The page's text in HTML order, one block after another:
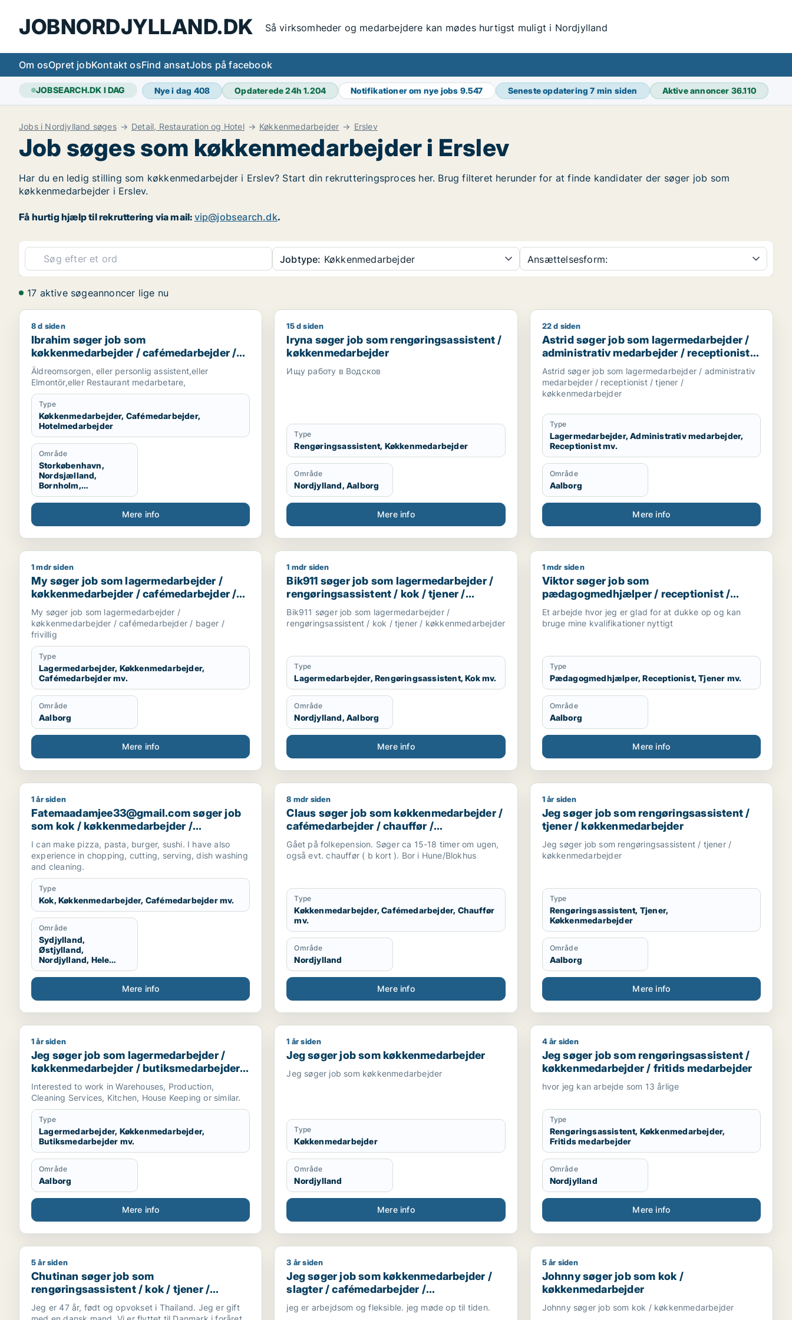
JOBNORDJYLLAND.DK Så virksomheder og medarbejdere kan mødes hurtigst muligt i Nordjylland
Om osOpret jobKontakt osFind ansatJobs på facebook
JOBSEARCH.DK I DAG Nye i dag 408 Opdaterede 24h1.204 Notifikationer om nye jobs 9.547 Seneste opdatering7 min siden Aktive annoncer 36.110
Jobs i Nordjylland søges Detail, Restauration og Hotel Køkkenmedarbejder Erslev
Job søges som køkkenmedarbejder i Erslev
Har du en ledig stilling som køkkenmedarbejder i Erslev? Start din rekrutteringsproces her. Brug filteret herunder for at finde kandidater der søger job som
køkkenmedarbejder i Erslev.
Få hurtig hjælp til rekruttering via mail: vip@jobsearch.dk.
Jobtype: Køkkenmedarbejder Ansættelsesform:
17 aktive søgeannoncer lige nu
Ibrahim søger job som køkkenmedarbejder / cafémedarbejder / hotelmedarbejder
8 d siden
Ibrahim søger job som
køkkenmedarbejder / cafémedarbejder /
hotelmedarbejder
Äldreomsorgen, eller personlig assistent,eller
Elmontör,eller Restaurant medarbetare,
Type
Køkkenmedarbejder, Cafémedarbejder,
Hotelmedarbejder
Område
Storkøbenhavn,
Nordsjælland,
Bornholm,
København, Odense,
Århus, Aalborg, Midt-
Sydsjælland, Hele
Mere info
Iryna søger job som rengøringsassistent / køkkenmedarbejder
15 d siden
Iryna søger job som rengøringsassistent /
køkkenmedarbejder
Ищу работу в Водсков
Type
Rengøringsassistent, Køkkenmedarbejder
Område
Nordjylland, Aalborg
Mere info
Astrid søger job som lagermedarbejder /
22 d siden
Astrid søger job som lagermedarbejder /
administrativ medarbejder / receptionist /
tjener / køkkenmedarbejder
Astrid søger job som lagermedarbejder / administrativ
medarbejder / receptionist / tjener /
køkkenmedarbejder
Type
Lagermedarbejder, Administrativ medarbejder,
Receptionist mv.
Område
Aalborg
Mere info
My søger job som lagermedarbejder / køkkenmedarbejder / cafémedarbejder / bager / frivillig
1 mdr siden
My søger job som lagermedarbejder /
køkkenmedarbejder / cafémedarbejder /
bager / frivillig
My søger job som lagermedarbejder /
køkkenmedarbejder / cafémedarbejder / bager /
frivillig
Type
Lagermedarbejder, Køkkenmedarbejder,
Cafémedarbejder mv.
Område
Aalborg
Mere info
Bik911 søger job som lagermedarbejder / rengøringsassistent / kok / tjener / køkkenmedarbejder
1 mdr siden
Bik911 søger job som lagermedarbejder /
rengøringsassistent / kok / tjener /
køkkenmedarbejder
Bik911 søger job som lagermedarbejder /
rengøringsassistent / kok / tjener / køkkenmedarbejder
Type
Lagermedarbejder, Rengøringsassistent, Kok mv.
Område
Nordjylland, Aalborg
Mere info
Viktor søger job som pædagogmedhjælper /
1 mdr siden
Viktor søger job som
pædagogmedhjælper / receptionist /
tjener / køkkenmedarbejder /
cafémedarbejder
Et arbejde hvor jeg er glad for at dukke op og kan
bruge mine kvalifikationer nyttigt
Type
Pædagogmedhjælper, Receptionist, Tjener mv.
Område
Aalborg
Mere info
Fatemaadamjee33@gmail.com søger job som kok / køkkenmedarbejder / cafémedarbejder / hotelmedarbejder
1 år siden
Fatemaadamjee33@gmail.com søger job
som kok / køkkenmedarbejder /
cafémedarbejder / hotelmedarbejder
I can make pizza, pasta, burger, sushi. I have also
experience in chopping, cutting, serving, dish washing
and cleaning.
Type
Kok, Køkkenmedarbejder, Cafémedarbejder mv.
Område
Sydjylland,
Østjylland,
Nordjylland, Hele
Jylland, Vestjylland,
Midtjylland
Mere info
Claus søger job som køkkenmedarbejder / cafémedarbejder / chauffør / hotelmedarbejder
8 mdr siden
Claus søger job som køkkenmedarbejder /
cafémedarbejder / chauffør /
hotelmedarbejder
Gået på folkepension. Søger ca 15-18 timer om ugen,
også evt. chauffør ( b kort ). Bor i Hune/Blokhus
Type
Køkkenmedarbejder, Cafémedarbejder, Chauffør
mv.
Område
Nordjylland
Mere info
Jeg søger job som rengøringsassistent / tjener /
1 år siden
Jeg søger job som rengøringsassistent /
tjener / køkkenmedarbejder
Jeg søger job som rengøringsassistent / tjener /
køkkenmedarbejder
Type
Rengøringsassistent, Tjener,
Køkkenmedarbejder
Område
Aalborg
Mere info
Jeg søger job som lagermedarbejder / køkkenmedarbejder / butiksmedarbejder / ufaglært / hotelmedarbejder
1 år siden
Jeg søger job som lagermedarbejder /
køkkenmedarbejder / butiksmedarbejder /
ufaglært / hotelmedarbejder
Interested to work in Warehouses, Production,
Cleaning Services, Kitchen, House Keeping or similar.
Type
Lagermedarbejder, Køkkenmedarbejder,
Butiksmedarbejder mv.
Område
Aalborg
Mere info
Jeg søger job som køkkenmedarbejder
1 år siden
Jeg søger job som køkkenmedarbejder
Jeg søger job som køkkenmedarbejder
Type
Køkkenmedarbejder
Område
Nordjylland
Mere info
Jeg søger job som rengøringsassistent /
4 år siden
Jeg søger job som rengøringsassistent /
køkkenmedarbejder / fritids medarbejder
hvor jeg kan arbejde som 13 årlige
Type
Rengøringsassistent, Køkkenmedarbejder,
Fritids medarbejder
Område
Nordjylland
Mere info
Chutinan søger job som rengøringsassistent / kok / tjener / køkkenmedarbejder / slagter
5 år siden
Chutinan søger job som
rengøringsassistent / kok / tjener /
køkkenmedarbejder / slagter
Jeg er 47 år, født og opvokset i Thailand. Jeg er gift
Jeg søger job som køkkenmedarbejder / slagter / cafémedarbejder / butiksmedarbejder / hotelmedarbejder
3 år siden
Jeg søger job som køkkenmedarbejder /
slagter / cafémedarbejder /
butiksmedarbejder / hotelmedarbejder
jeg er arbejdsom og fleksible. jeg møde op til tiden.
Johnny søger job som kok / køkkenmedarbejder
5 år siden
Johnny søger job som kok /
køkkenmedarbejder
Johnny søger job som kok / køkkenmedarbejder